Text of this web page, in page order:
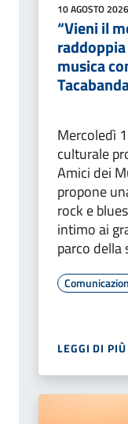
10 AGOSTO 2026
“Vieni il
musica
Mercoledì
culturale
Amici dei
propone
rock e
intimo ai
parco della
LEGGI DI PIÙ